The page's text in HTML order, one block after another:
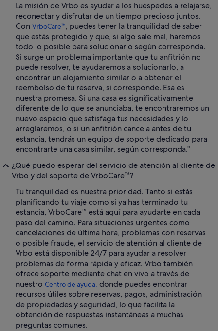
La misión de Vrbo es ayudar a los huéspedes a relajarse,
reconectar y disfrutar de un tiempo precioso juntos.
Con VrboCare™, puedes tener la tranquilidad de saber
que estás protegido y que, si algo sale mal, haremos
todo lo posible para solucionarlo según corresponda.
Si surge un problema importante que tu anfitrión no
puede resolver, te ayudaremos a solucionarlo, a
encontrar un alojamiento similar o a obtener el
reembolso de tu reserva, si corresponde. Esa es
nuestra promesa. Si una casa es significativamente
diferente de lo que se anunciaba, te encontraremos un
nuevo espacio que satisfaga tus necesidades y lo
arreglaremos, o si un anfitrión cancela antes de tu
estancia, tendrás un equipo de soporte dedicado para
encontrarte una casa similar, según corresponda."
¿Qué puedo esperar del servicio de atención al cliente de
Vrbo y del soporte de VrboCare™?
Tu tranquilidad es nuestra prioridad. Tanto si estás
planificando tu viaje como si ya has terminado tu
estancia, VrboCare™ está aquí para ayudarte en cada
paso del camino. Para situaciones urgentes como
cancelaciones de última hora, problemas con reservas
o posible fraude, el servicio de atención al cliente de
Vrbo está disponible 24/7 para ayudar a resolver
problemas de forma rápida y eficaz. Vrbo también
ofrece soporte mediante chat en vivo a través de
nuestro Centro de ayuda, donde puedes encontrar
recursos útiles sobre reservas, pagos, administración
de propiedades y seguridad, lo que facilita la
obtención de respuestas instantáneas a muchas
preguntas comunes.